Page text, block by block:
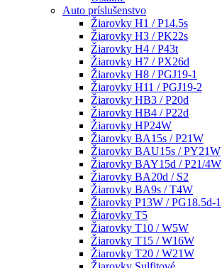
Auto príslušenstvo
Žiarovky H1 / P14.5s
Žiarovky H3 / PK22s
Žiarovky H4 / P43t
Žiarovky H7 / PX26d
Žiarovky H8 / PGJ19-1
Žiarovky H11 / PGJ19-2
Žiarovky HB3 / P20d
Žiarovky HB4 / P22d
Žiarovky HP24W
Žiarovky BA15s / P21W
Žiarovky BAU15s / PY21W
Žiarovky BAY15d / P21/4W
Žiarovky BA20d / S2
Žiarovky BA9s / T4W
Žiarovky P13W / PG18.5d-1
Žiarovky T5
Žiarovky T10 / W5W
Žiarovky T15 / W16W
Žiarovky T20 / W21W